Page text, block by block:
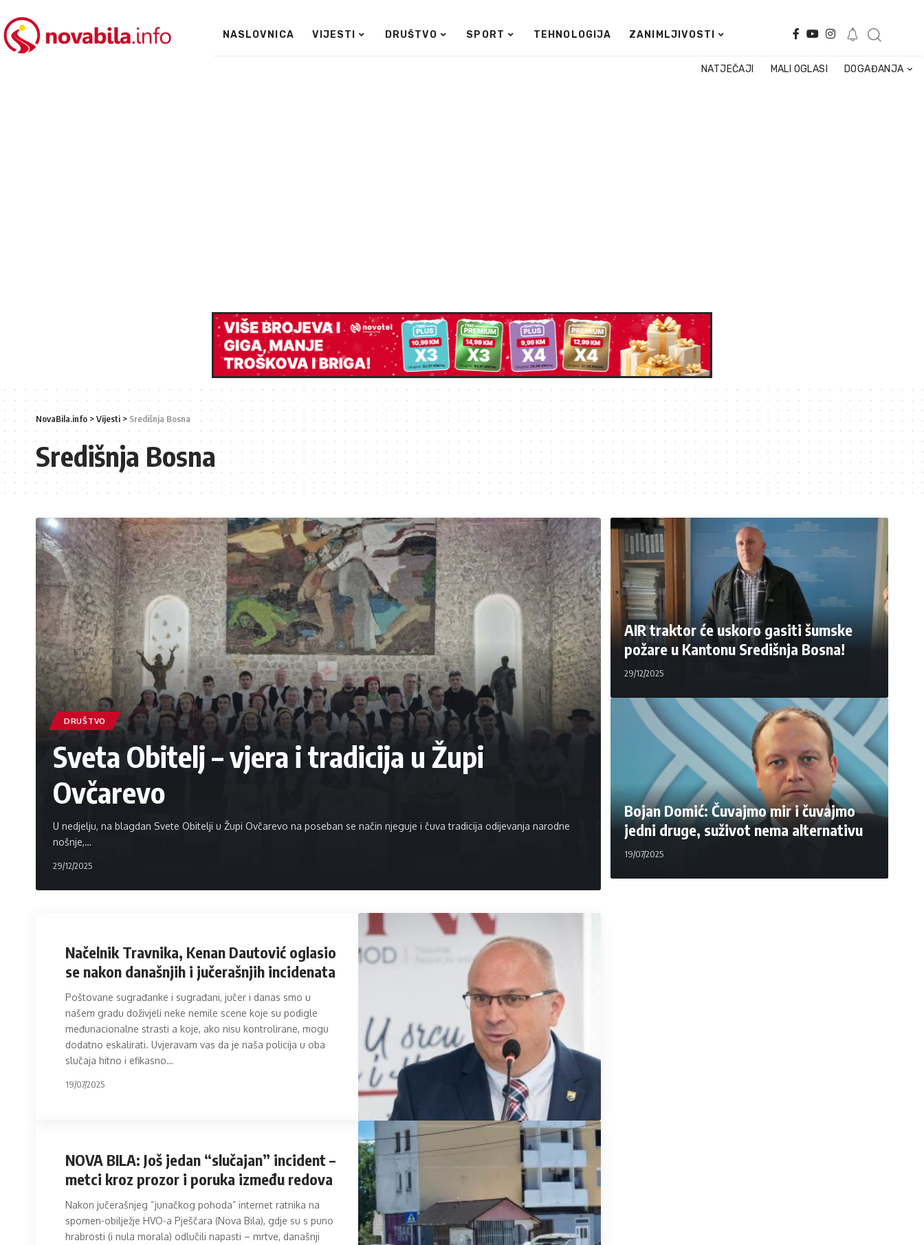
NASLOVNICA VIJESTI DRUŠTVO SPORT TEHNOLOGIJA ZANIMLJIVOSTI
NATJEČAJI MALI OGLASI DOGAĐANJA
NovaBila.info>Vijesti >Središnja Bosna
Središnja Bosna
DRUŠTVO
Sveta Obitelj – vjera i tradicija u Župi
Ovčarevo
U nedjelju, na blagdan Svete Obitelji u Župi Ovčarevo na poseban se način njeguje i čuva tradicija odijevanja narodne
nošnje,…
29/12/2025
AIR traktor će uskoro gasiti šumske
požare u Kantonu Središnja Bosna!
29/12/2025
Bojan Domić: Čuvajmo mir i čuvajmo
jedni druge, suživot nema alternativu
19/07/2025
Načelnik Travnika, Kenan Dautović oglasio
se nakon današnjih i jučerašnjih incidenata
Poštovane sugrađanke i sugrađani, jučer i danas smo u
našem gradu doživjeli neke nemile scene koje su podigle
međunacionalne strasti a koje, ako nisu kontrolirane, mogu
dodatno eskalirati. Uvjeravam vas da je naša policija u oba
slučaja hitno i efikasno…
19/07/2025
NOVA BILA: Još jedan “slučajan” incident –
metci kroz prozor i poruka između redova
Nakon jučerašnjeg “junačkog pohoda” internet ratnika na
spomen-obilježje HVO-a Pješčara (Nova Bila), gdje su s puno
hrabrosti (i nula morala) odlučili napasti – mrtve, današnji